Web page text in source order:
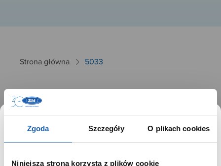
Zgoda Szczegóły O plikach cookies
Niniejsza strona korzysta z plików cookie
Strona główna 5033
5033
26.09.2024